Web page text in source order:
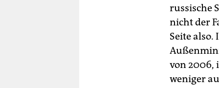
russische
nicht der
Seite
von 2006,
weniger